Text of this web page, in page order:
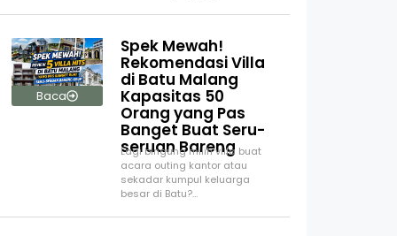
Baca
Spek Mewah!
Rekomendasi Villa
di Batu Malang
Kapasitas 50
Orang yang Pas
Banget Buat Seru-
seruan Bareng
Lagi bingung milih villa buat
acara outing kantor atau
sekadar kumpul keluarga
besar di Batu?…